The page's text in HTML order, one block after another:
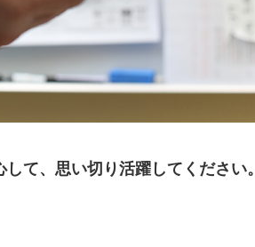
て、思い切り活躍してください。